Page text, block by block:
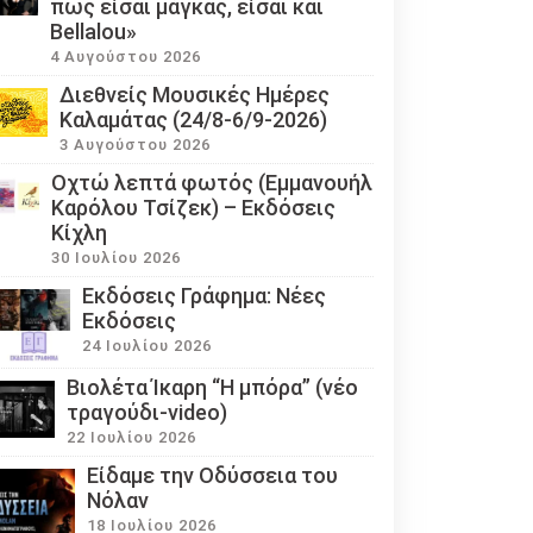
πως είσαι μάγκας, είσαι και
Bellalou»
4 Αυγούστου 2026
Διεθνείς Μουσικές Ημέρες
Καλαμάτας (24/8-6/9-2026)
3 Αυγούστου 2026
Οχτώ λεπτά φωτός (Εμμανουήλ
Καρόλου Τσίζεκ) – Εκδόσεις
Κίχλη
30 Ιουλίου 2026
Εκδόσεις Γράφημα: Νέες
Εκδόσεις
24 Ιουλίου 2026
Βιολέτα Ίκαρη “Η μπόρα” (νέο
τραγούδι-video)
22 Ιουλίου 2026
Eίδαμε την Οδύσσεια του
Νόλαν
18 Ιουλίου 2026